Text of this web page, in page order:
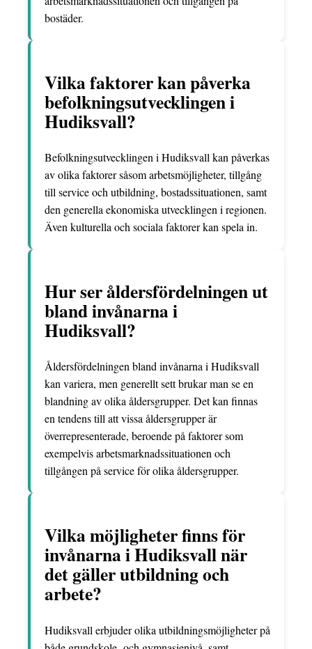
bostäder.
Vilka faktorer kan påverka
befolkningsutvecklingen i
Hudiksvall?
Befolkningsutvecklingen i Hudiksvall kan påverkas
av olika faktorer såsom arbetsmöjligheter, tillgång
till service och utbildning, bostadssituationen, samt
den generella ekonomiska utvecklingen i regionen.
Även kulturella och sociala faktorer kan spela in.
Hur ser åldersfördelningen ut
bland invånarna i
Hudiksvall?
Åldersfördelningen bland invånarna i Hudiksvall
kan variera, men generellt sett brukar man se en
blandning av olika åldersgrupper. Det kan finnas
en tendens till att vissa åldersgrupper är
överrepresenterade, beroende på faktorer som
exempelvis arbetsmarknadssituationen och
tillgången på service för olika åldersgrupper.
Vilka möjligheter finns för
invånarna i Hudiksvall när
det gäller utbildning och
arbete?
Hudiksvall erbjuder olika utbildningsmöjligheter på